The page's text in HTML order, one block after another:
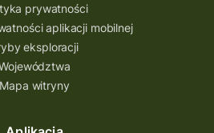
w Tokarni
natura
mazowieckie
prywatności
aplikacji mobilnej
eksploracji
Mapa witryny